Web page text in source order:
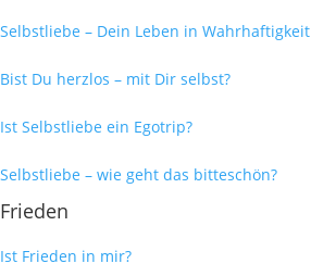
Selbstliebe – Dein Leben in Wahrhaftigkeit
Bist Du herzlos – mit Dir selbst?
Ist Selbstliebe ein Egotrip?
Selbstliebe – wie geht das bitteschön?
Frieden
Ist Frieden in mir?